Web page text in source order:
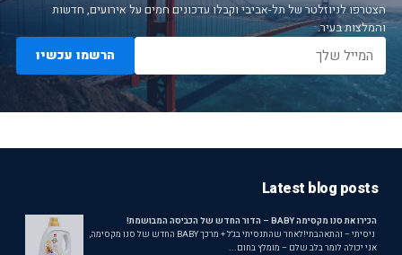
הצטרפו לניוזלטר של תל-אביבי וקבלו עדכונים חמים על אירועים, חדשות
והמלצות בעיר.
הרשמו עכשיו
Latest blog posts
הכירו את סנו מקסימה BABY – הדור החדש של הכביסה המבושמת!
ניסיתי – והתאהבתי!לאחר שהתנסיתי בג'ל + מרכך BABY החדש של סנו מקסימה,
אני יכולה לומר בלב שלם – מומלץ בחום...